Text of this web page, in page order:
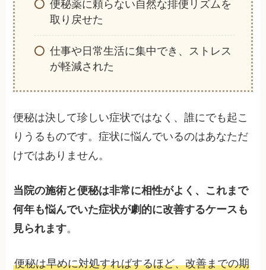
便秘薬に頼らない自然な排便リズムを
取り戻せた
仕事や日常生活に集中でき、ストレス
が軽減された
便秘は決して珍しい症状ではなく、誰にでも起こ
りうるものです。症状に悩んでいるのはあなただ
けではありません。
当院の施術と便秘は非常に相性がよく、これまで
何年も悩んでいた症状が劇的に改善するケースも
見られます。
便秘は早めに対処すればするほど、改善までの期